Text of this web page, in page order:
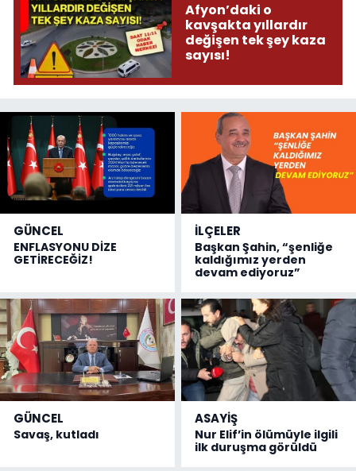
Afyon’daki o
kavşakta yıllardır
değişen tek şey kaza
sayısı!
GÜNCEL
ENFLASYONU DİZE
GETİRECEĞİZ!
İLÇELER
Başkan Şahin, “şenliğe
kaldığımız yerden
devam ediyoruz”
GÜNCEL
Savaş, kutladı
ASAYİŞ
Nur Elif’in ölümüyle ilgili
ilk duruşma görüldü